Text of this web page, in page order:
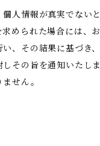
人情報が真実でない
求められた場合には
、その結果に基づき
その旨を通知いたし
せん。